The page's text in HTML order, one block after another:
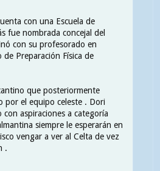
con una Escuela de
fue nombrada concejal del
con su profesorado en
Preparación Física de
que posteriormente
por el equipo celeste . Dori
aspiraciones a categoría
siempre le esperarán en
vengar a ver al Celta de vez
.